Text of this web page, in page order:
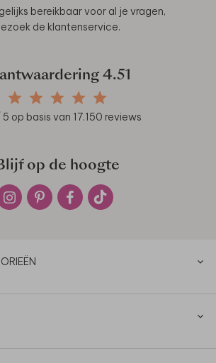
bereikbaar voor al je vragen,
de klantenservice.
4.51
5 op basis van 17.150 reviews
op de hoogte